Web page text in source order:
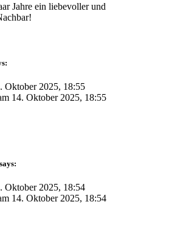
Jahre ein liebevoller und
Oktober 2025, 18:55
14. Oktober 2025, 18:55
says:
Oktober 2025, 18:54
14. Oktober 2025, 18:54